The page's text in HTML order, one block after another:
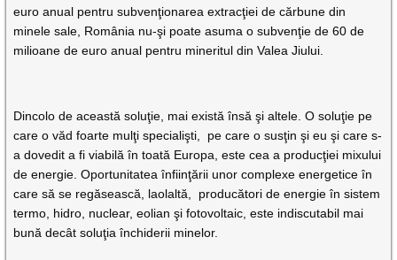
euro anual pentru subvenţionarea extracţiei de cărbune din
minele sale, România nu-şi poate asuma o subvenţie de 60 de
milioane de euro anual pentru mineritul din Valea Jiului.
Dincolo de această soluţie, mai există însă şi altele. O soluţie pe
care o văd foarte mulţi specialişti, pe care o susţin şi eu şi care s-
a dovedit a fi viabilă în toată Europa, este cea a producţiei mixului
de energie. Oportunitatea înfiinţării unor complexe energetice în
care să se regăsească, laolaltă, producători de energie în sistem
termo, hidro, nuclear, eolian şi fotovoltaic, este indiscutabil mai
bună decât soluţia închiderii minelor.